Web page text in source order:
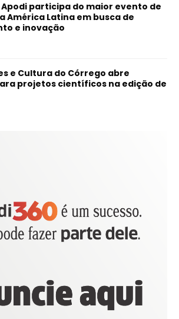
participa do maior evento de
América Latina em busca de
e inovação
e Cultura do Córrego abre
projetos científicos na edição de